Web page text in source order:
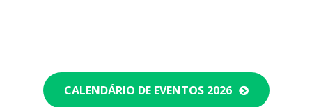
CALENDÁRIO DE EVENTOS 2026